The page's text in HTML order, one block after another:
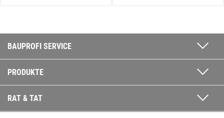
BAUPROFI SERVICE
PRODUKTE
RAT & TAT